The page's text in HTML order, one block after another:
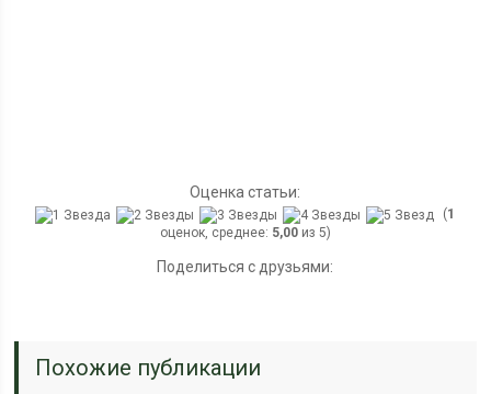
Оценка статьи:
(1
оценок, среднее: 5,00из 5)
Поделиться с друзьями:
Похожие публикации